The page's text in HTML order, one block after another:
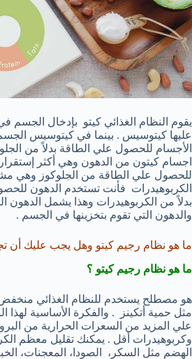
يقوم النظام الغذائي كيتو بإدخال الجسم
عليها كيتوسيس . بينما في كيتوسيس
الأجسام للحصول علي الطاقة بدلاً من
اجسام كيتون من الدهون وهي أكثر
للحصول علي الطاقة من الجلوكوز وهي
الكربوهيدرات فأنت تستخدم الدهون
بدلاً من الكربوهيدرات وهذا يشمل الدهون
والدهون التي تقوم بتخزينها في الجسم .
ما هو نظام رجيم كيتو وهل يجب عليك أن
ما هو نظام رجيم كيتو ؟
هو مصطلح يستخدم للنظام الغذائي منخفض
مثل حمية أتكينز . والفكرة الأساسية
علي المزيد من السعرات الحرارية من
وكربوهيدرات أقل . يمكنك تقليل معظم
الهضم مثل السكر، الصودا، المعجنات،